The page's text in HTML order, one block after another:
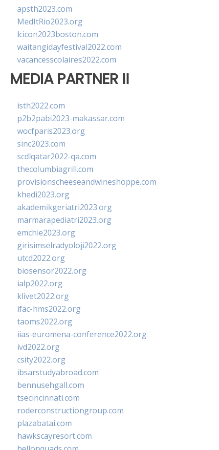
apsth2023.com
MedItRio2023.org
lcicon2023boston.com
waitangidayfestival2022.com
vacancesscolaires2022.com
MEDIA PARTNER II
isth2022.com
p2b2pabi2023-makassar.com
wocfparis2023.org
sinc2023.com
scdlqatar2022-qa.com
thecolumbiagrill.com
provisionscheeseandwineshoppe.com
khedi2023.org
akademikgeriatri2023.org
marmarapediatri2023.org
emchie2023.org
girisimselradyoloji2022.org
utcd2022.org
biosensor2022.org
ialp2022.org
klivet2022.org
ifac-hms2022.org
taoms2022.org
iias-euromena-conference2022.org
ivd2022.org
csity2022.org
ibsarstudyabroad.com
bennusehgall.com
tsecincinnati.com
roderconstructiongroup.com
plazabatai.com
hawkscayresort.com